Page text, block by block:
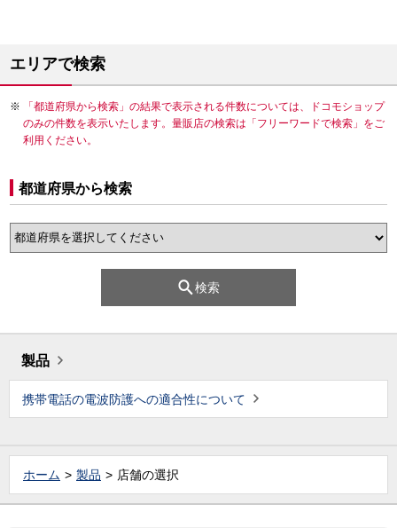
エリアで検索
「都道府県から検索」の結果で表示される件数については、ドコモショップ
のみの件数を表示いたします。量販店の検索は「フリーワードで検索」をご
利用ください。
都道府県から検索
検索
製品
携帯電話の電波防護への適合性について
ホーム 製品 店舗の選択